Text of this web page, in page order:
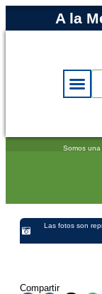
A la
Somos una
Las fotos son
Compartir